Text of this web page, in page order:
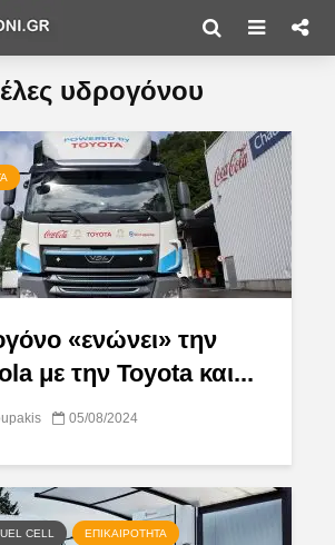
υδρογόνου
«ενώνει» την
με την Toyota και...
05/08/2024
CELL ΕΠΙΚΑΙΡΌΤΗΤΑ